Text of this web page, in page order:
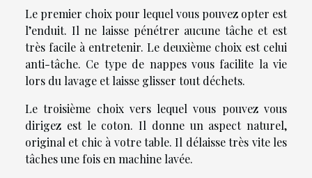
Le premier choix pour lequel vous pouvez opter est
l’enduit. Il ne laisse pénétrer aucune tâche et est
très facile à entretenir. Le deuxième choix est celui
anti-tâche. Ce type de nappes vous facilite la vie
lors du lavage et laisse glisser tout déchets.
Le troisième choix vers lequel vous pouvez vous
dirigez est le coton. Il donne un aspect naturel,
original et chic à votre table. Il délaisse très vite les
tâches une fois en machine lavée.